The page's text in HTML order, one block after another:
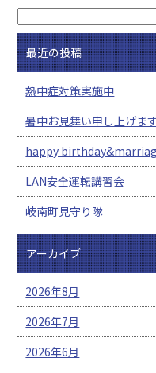
最近の投稿
熱中症対策実施中
暑中お見舞い申し上げま
happy
LAN安全運転講習会
岐南町見守り隊
アーカイブ
2026年8月
2026年7月
2026年6月